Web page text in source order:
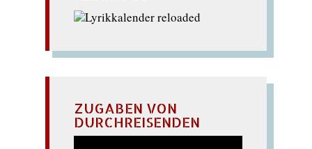
ZUGABEN VON
DURCHREISENDEN